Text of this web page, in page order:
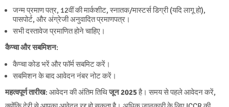
जन्म प्रमाण पत्र, 12वीं की मार्कशीट, स्नातक/मास्टर्स डिग्री (यदि लागू हो),
पासपोर्ट, और अंग्रेजी अनुवादित प्रमाणपत्र।
सभी दस्तावेज प्रमाणित होने चाहिए।
कैप्चा और सबमिशन:
कैप्चा कोड भरें और फॉर्म सबमिट करें।
सबमिशन के बाद आवेदन नंबर नोट करें।
महत्वपूर्ण तारीख: आवेदन की अंतिम तिथिजून 2025है। समय से पहले आवेदन करें,